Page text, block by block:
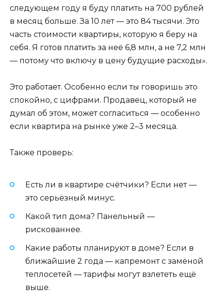
следующем году я буду платить на 700 рублей
в месяц больше. За 10 лет — это 84 тысячи. Это
часть стоимости квартиры, которую я беру на
себя. Я готов платить за неё 6,8 млн, а не 7,2 млн
— потому что включу в цену будущие расходы».
Это работает. Особенно если ты говоришь это
спокойно, с цифрами. Продавец, который не
думал об этом, может согласиться — особенно
если квартира на рынке уже 2–3 месяца.
Также проверь:
Есть ли в квартире счётчики? Если нет —
это серьёзный минус.
Какой тип дома? Панельный —
рискованнее.
Какие работы планируют в доме? Если в
ближайшие 2 года — капремонт с заменой
теплосетей — тарифы могут взлететь ещё
выше.